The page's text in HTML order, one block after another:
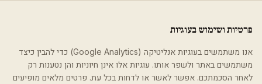
מאמריםקטגוריותחיפושאודות
בית קטגוריות
אסתטיקה רפואית
ד"ר נטליה קובלוב אסתטיקה רפואית
פרטיות ושימוש בעוגיות
אנו משתמשים בעוגיות אנליטיקה (Google Analytics) כדי להבין כיצד
משתמשים באתר ולשפר אותו. עוגיות אלו אינן חיוניות והן נטענות רק
לאחר הסכמתכם. אפשר לאשר או לדחות בכל עת. פרטים מלאים מופיעים